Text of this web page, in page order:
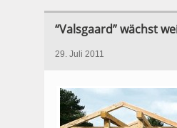
“Valsgaard” wächst
29. Juli 2011